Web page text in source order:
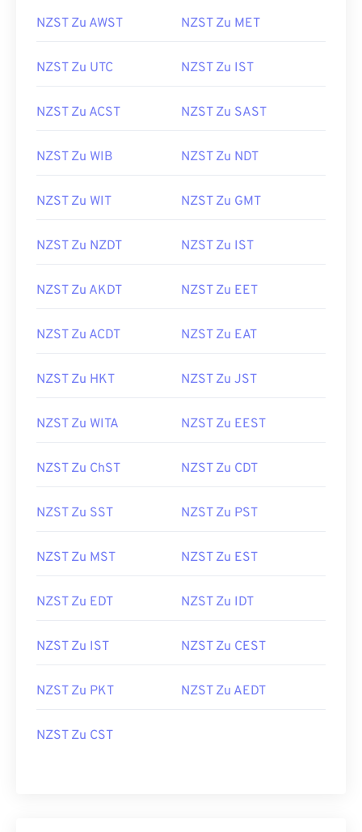
NZST Zu AWST NZST Zu MET
NZST Zu UTC NZST Zu IST
NZST Zu ACST NZST Zu SAST
NZST Zu WIB NZST Zu NDT
NZST Zu WIT NZST Zu GMT
NZST Zu NZDT NZST Zu IST
NZST Zu AKDT NZST Zu EET
NZST Zu ACDT NZST Zu EAT
NZST Zu HKT NZST Zu JST
NZST Zu WITA NZST Zu EEST
NZST Zu ChST NZST Zu CDT
NZST Zu SST NZST Zu PST
NZST Zu MST NZST Zu EST
NZST Zu EDT NZST Zu IDT
NZST Zu IST NZST Zu CEST
NZST Zu PKT NZST Zu AEDT
NZST Zu CST